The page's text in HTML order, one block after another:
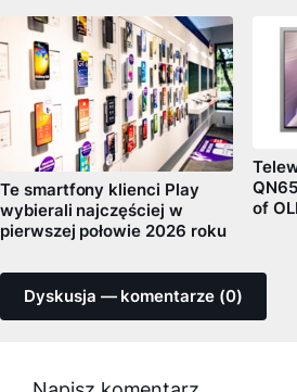
Te smartfony klienci Play
wybierali najczęściej w
pierwszej połowie 2026 roku
of
Dyskusja — komentarze (0)